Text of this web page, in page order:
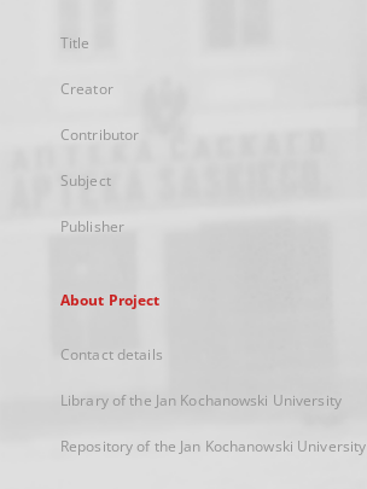
Title
Creator
Contributor
Subject
Publisher
About Project
Contact details
Library of the Jan Kochanowski University
Repository of the Jan Kochanowski University